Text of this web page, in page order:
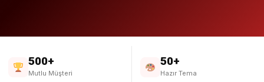
500+
Mutlu Müşteri
50+
Hazır Tema